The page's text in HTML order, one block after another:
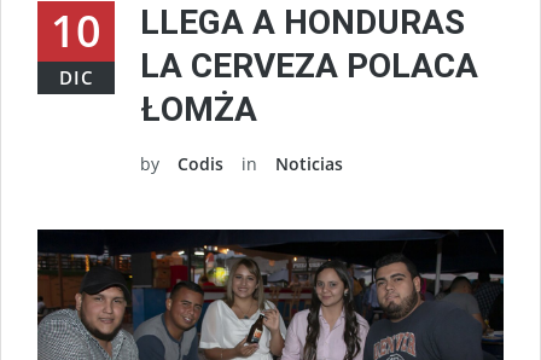
10
DIC
LLEGA A HONDURAS
LA CERVEZA POLACA
ŁOMŻA
by Codis in Noticias